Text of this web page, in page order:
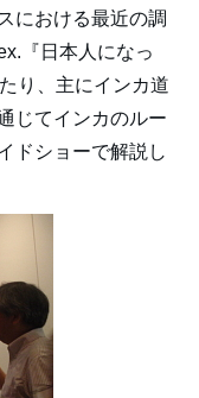
における最近の調
『日本人になっ
り、主にインカ道
じてインカのルー
ドショーで解説し